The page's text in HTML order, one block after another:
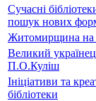
Сучасні
пошук нових
Житомирщина на
Великий
П.О.Куліш
Ініціативи та
бібліотеки